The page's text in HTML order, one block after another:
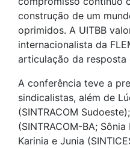
construção de um
oprimidos. A UITBB
internacionalista da
articulação da resposta
A conferência teve a
sindicalistas, além de
(SINTRACOM
(SINTRACOM-BA;
Karinia e Junia